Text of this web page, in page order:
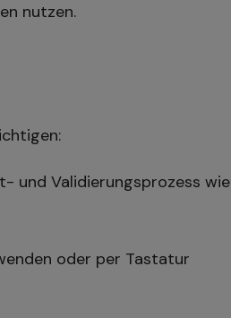
nutzen.
und Validierungsprozess wie
oder per Tastatur